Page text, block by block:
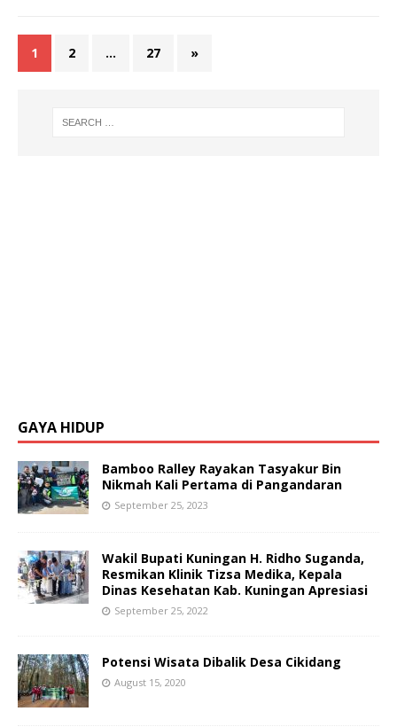
1 2 … 27 »
GAYA HIDUP
Bamboo Ralley Rayakan Tasyakur Bin
Nikmah Kali Pertama di Pangandaran
September 25, 2023
Wakil Bupati Kuningan H. Ridho Suganda,
Resmikan Klinik Tizsa Medika, Kepala
Dinas Kesehatan Kab. Kuningan Apresiasi
September 25, 2022
Potensi Wisata Dibalik Desa Cikidang
August 15, 2020